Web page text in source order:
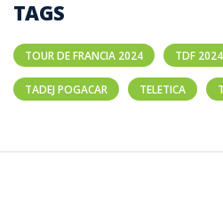
TAGS
TOUR DE FRANCIA 2024 TDF 2024
TADEJ POGACAR TELETICA